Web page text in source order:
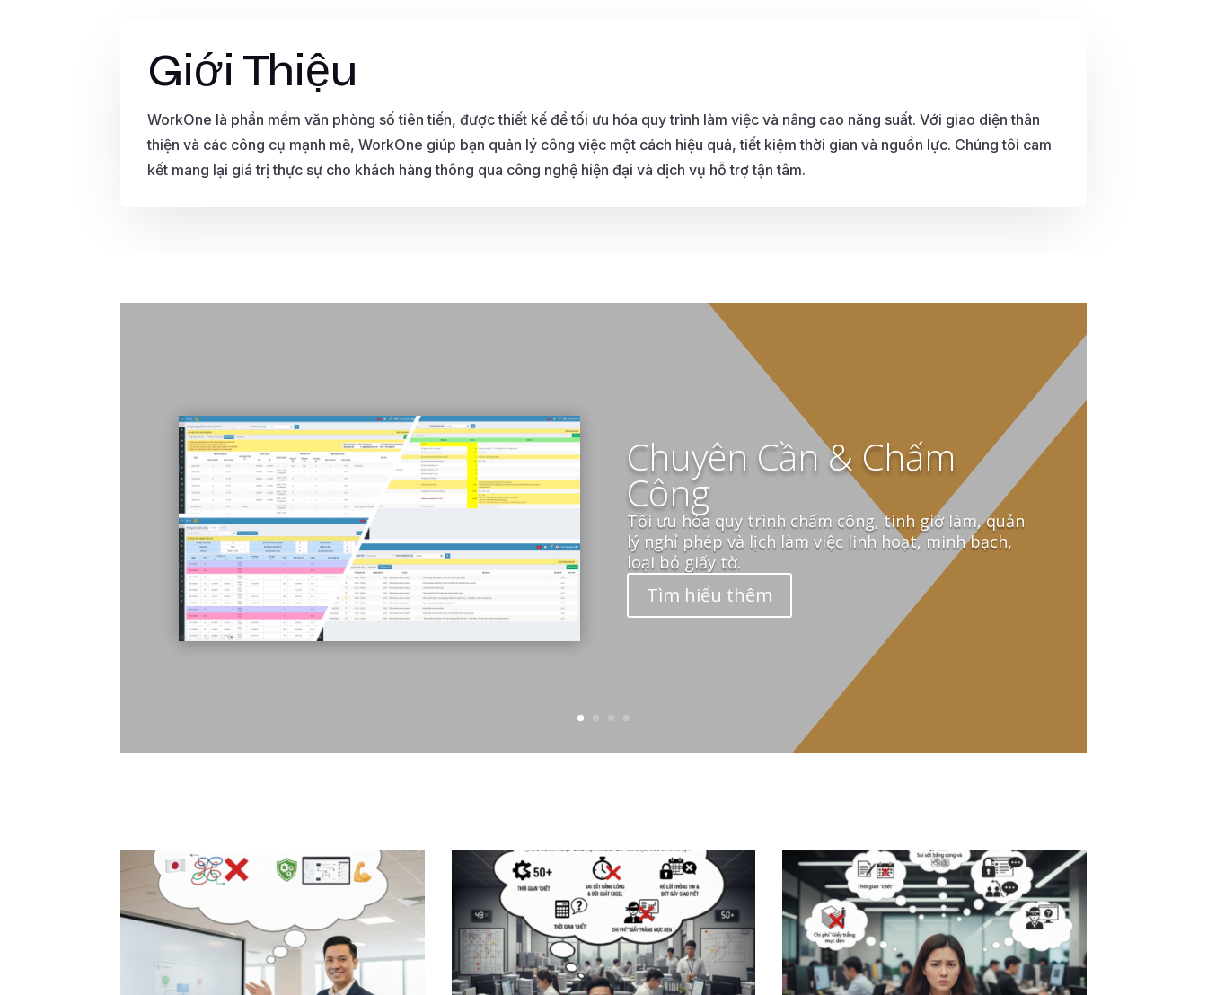
Giới Thiệu
WorkOne là phần mềm văn phòng số tiên tiến, được thiết kế để tối ưu hóa quy trình làm việc và nâng cao năng suất. Với giao diện thân
thiện và các công cụ mạnh mẽ, WorkOne giúp bạn quản lý công việc một cách hiệu quả, tiết kiệm thời gian và nguồn lực. Chúng tôi cam
kết mang lại giá trị thực sự cho khách hàng thông qua công nghệ hiện đại và dịch vụ hỗ trợ tận tâm.
Chuyên Cần & Chấm
Công
Tối ưu hóa quy trình chấm công, tính giờ làm, quản
lý nghỉ phép và lịch làm việc linh hoạt, minh bạch,
loại bỏ giấy tờ.
Tìm hiểu thêm